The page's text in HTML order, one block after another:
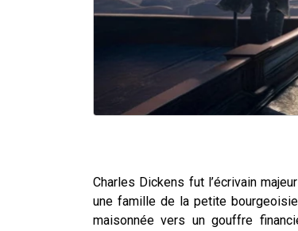
Charles Dickens fut l’écrivain
une famille de la petite
maisonnée vers un gouffre